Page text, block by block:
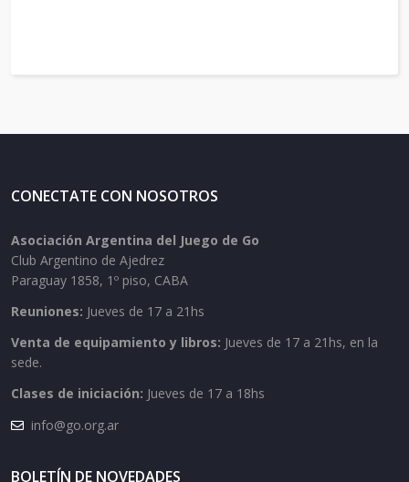
CONECTATE CON NOSOTROS
Asociación Argentina del Juego de Go
Club Argentino de Ajedrez
Paraguay 1858, 1º piso, CABA
Reuniones: Jueves de 17 a 21hs
Venta de equipamiento y libros: Jueves de 17 a 21hs, en la
sede.
Clases de iniciación: Jueves de 17 a 18hs
info@go.org.ar
BOLETÍN DE NOVEDADES